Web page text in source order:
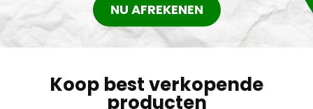
NU AFREKENEN
Koop best verkopende
producten